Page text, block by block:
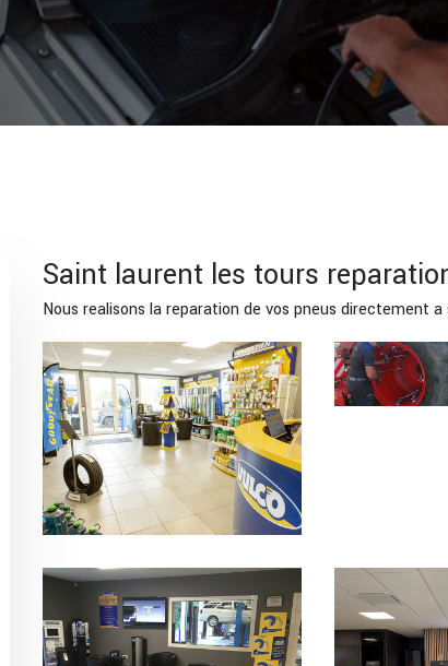
Saint laurent les tours
Nous realisons la reparation de vos pneus directement